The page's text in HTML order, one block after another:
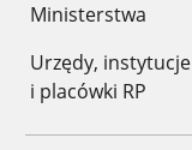
Ministerstwa
Urzędy, instytucje
i placówki RP